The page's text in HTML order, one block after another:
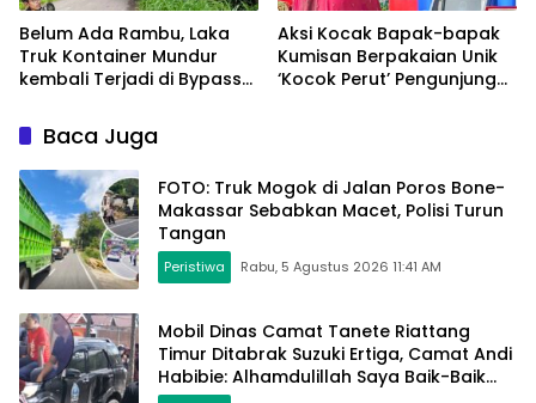
Belum Ada Rambu, Laka
Truk Kontainer Mundur
kembali Terjadi di Bypass
Aksi Kocak Bapak-bapak
Kumisan Berpakaian Unik
‘Kocok Perut’ Pengunjung
Baca Juga
FOTO: Truk Mogok di Jalan Poros Bone-
Makassar Sebabkan Macet, Polisi Turun
Tangan
Peristiwa Rabu, 5 Agustus 2026 11:41 AM
Mobil Dinas Camat Tanete Riattang
Timur Ditabrak Suzuki Ertiga, Camat Andi
Habibie: Alhamdulillah Saya Baik-Baik